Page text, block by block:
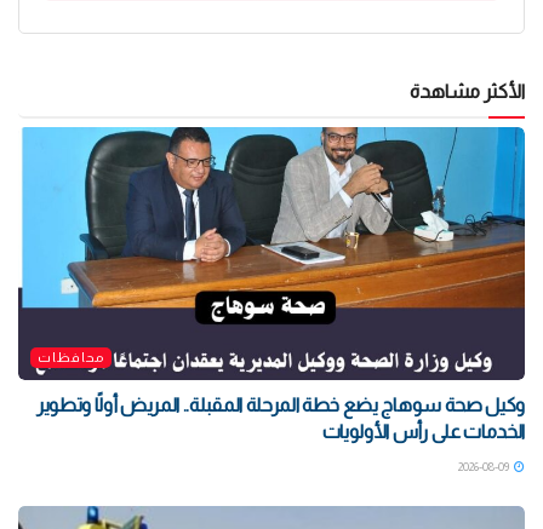
الأكثر مشاهدة
محافظات
وكيل صحة سوهاج يضع خطة المرحلة المقبلة.. المريض أولًا وتطوير
الخدمات على رأس الأولويات